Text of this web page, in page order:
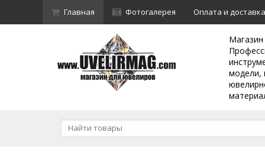
Главная Фотогалерея Оплата и доставка
модели,